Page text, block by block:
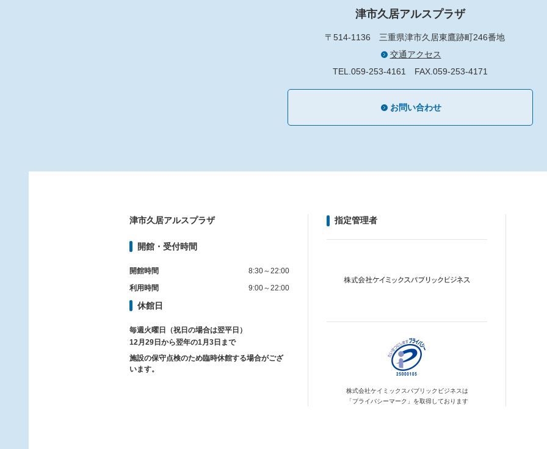
津市久居アルスプラザ
〒514-1136 三重県津市久居東鷹跡町246番地
交通アクセス
TEL.059-253-4161 FAX.059-253-4171
お問い合わせ
津市久居アルスプラザ
開館・受付時間
開館時間
8:30～22:00
利用時間
9:00～22:00
休館日
毎週火曜日（祝日の場合は翌平日）
12月29日から翌年の1月3日まで
施設の保守点検のため臨時休館する場合がござ
います。
指定管理者
株式会社ケイミックスパブリックビジネスは
「プライバシーマーク」を取得しております